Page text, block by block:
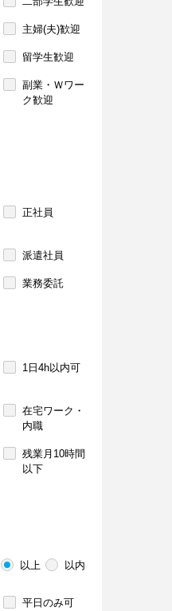
主婦(夫)歓迎
留学生歓迎
副業・Ｗワー
ク歓迎
正社員
派遣社員
業務委託
1日4h以内可
在宅ワーク・
内職
残業月10時間
以下
以上 以内
平日のみ可